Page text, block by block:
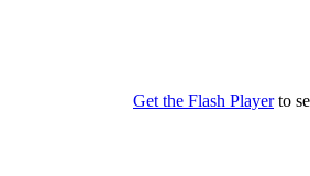
Get the Flash Playerto